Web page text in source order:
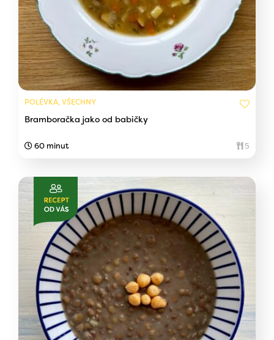
POLÉVKA, VŠECHNY
Bramboračka jako od babičky
60 minut 5